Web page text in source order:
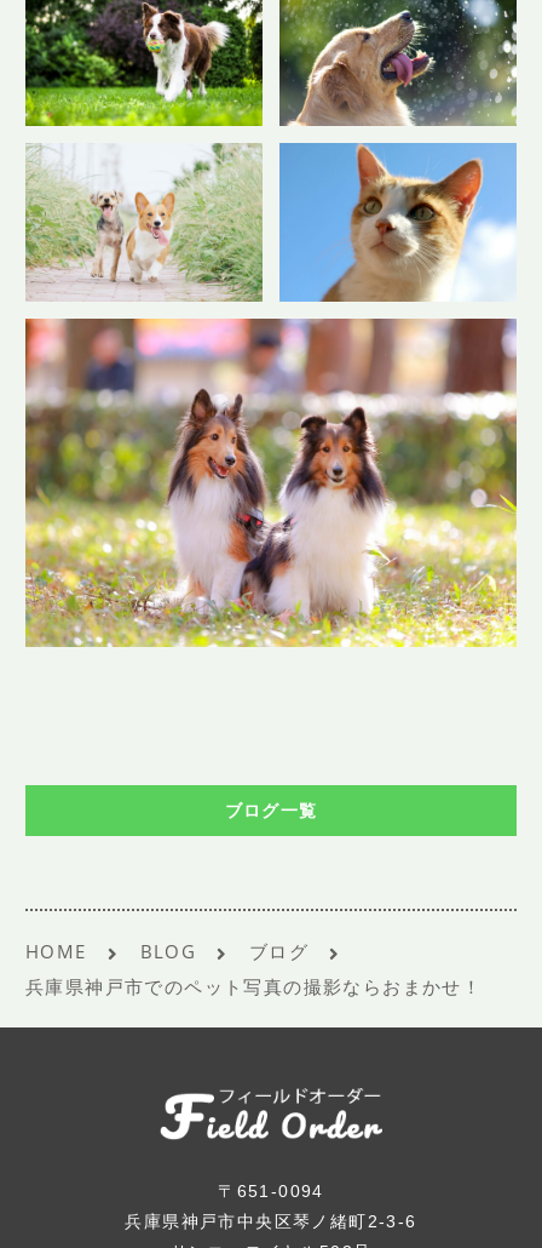
ブログ一覧
HOME BLOG
ブログ
兵庫県神戸市でのペット写真の撮影ならおまかせ！
〒651-0094
兵庫県神戸市中央区琴ノ緒町2-3-6